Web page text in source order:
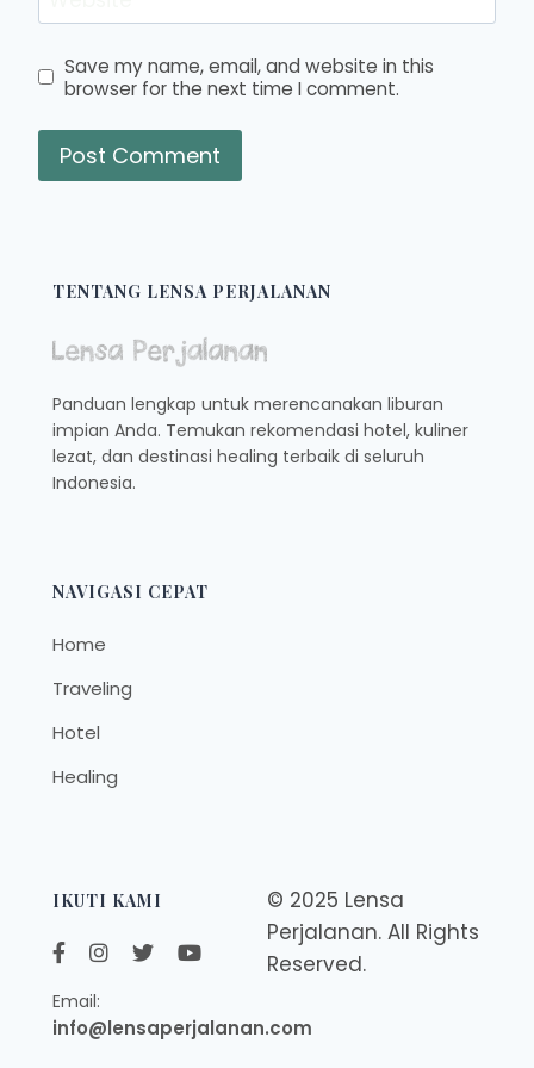
Save my name, email, and website in this
browser for the next time I comment.
TENTANG LENSA PERJALANAN
Panduan lengkap untuk merencanakan liburan
impian Anda. Temukan rekomendasi hotel, kuliner
lezat, dan destinasi healing terbaik di seluruh
Indonesia.
NAVIGASI CEPAT
Home
Traveling
Hotel
Healing
IKUTI KAMI
Email:
info@lensaperjalanan.com
© 2025 Lensa
Perjalanan. All Rights
Reserved.